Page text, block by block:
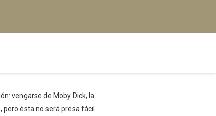
vengarse de Moby Dick, la
ésta no será presa fácil.